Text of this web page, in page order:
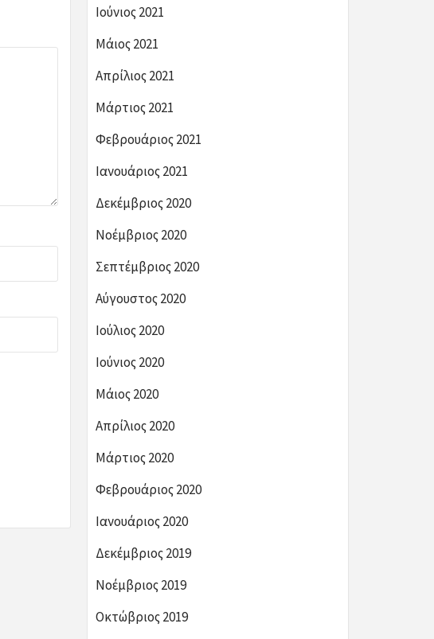
Ιούνιος 2021
Μάιος 2021
Απρίλιος 2021
Μάρτιος 2021
Φεβρουάριος 2021
Ιανουάριος 2021
Δεκέμβριος 2020
Νοέμβριος 2020
Σεπτέμβριος 2020
Αύγουστος 2020
Ιούλιος 2020
Ιούνιος 2020
Μάιος 2020
Απρίλιος 2020
Μάρτιος 2020
Φεβρουάριος 2020
Ιανουάριος 2020
Δεκέμβριος 2019
Νοέμβριος 2019
Οκτώβριος 2019